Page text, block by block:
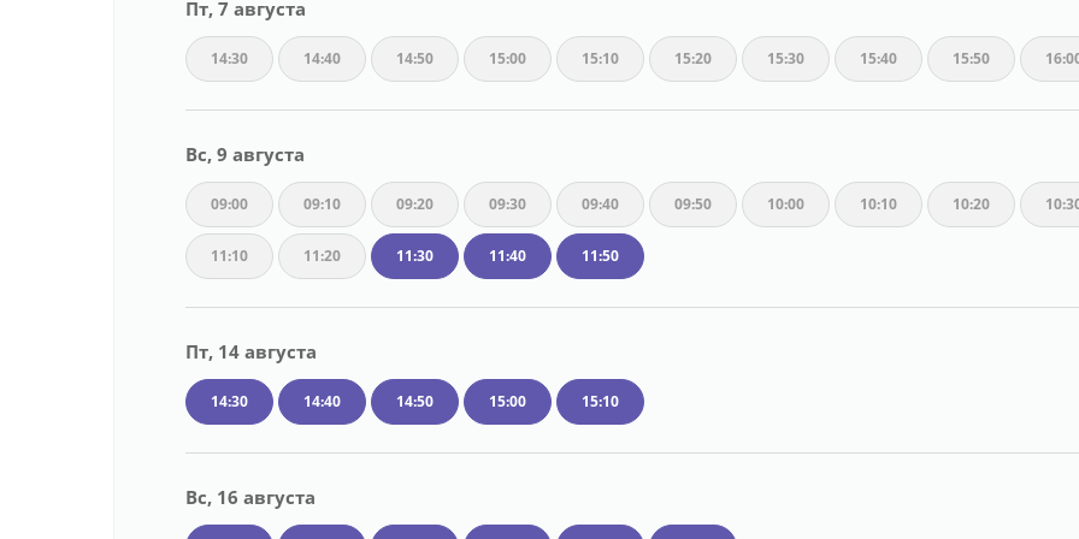
Пт, 7 августа
14:30 14:40 14:50 15:00 15:10 15:20 15:30 15:40 15:50
Вс, 9 августа
09:00 09:10 09:20 09:30 09:40 09:50 10:00 10:10 10:20
11:10 11:20 11:30 11:40 11:50
Пт, 14 августа
14:30 14:40 14:50 15:00 15:10
Вс, 16 августа